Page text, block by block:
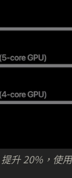
升 20%，使